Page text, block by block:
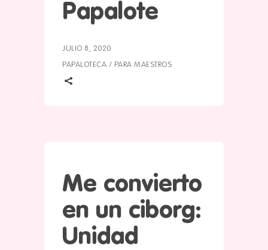
Papalote
JULIO 8, 2020
PAPALOTECA / PARA MAESTROS
Me convierto
en un ciborg:
Unidad